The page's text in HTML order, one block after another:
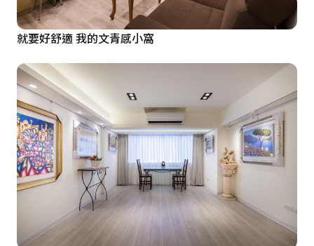
就要好舒適 我的文青感小窩